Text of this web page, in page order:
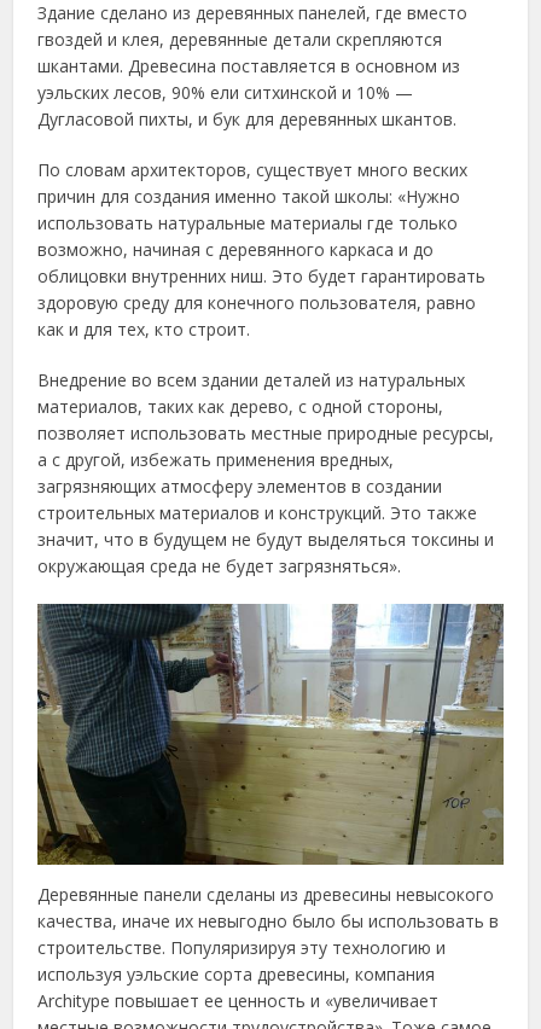
Здание сделано из деревянных панелей, где вместо
гвоздей и клея, деревянные детали скрепляются
шкантами. Древесина поставляется в основном из
уэльских лесов, 90% ели ситхинской и 10% —
Дугласовой пихты, и бук для деревянных шкантов.
По словам архитекторов, существует много веских
причин для создания именно такой школы: «Нужно
использовать натуральные материалы где только
возможно, начиная с деревянного каркаса и до
облицовки внутренних ниш. Это будет гарантировать
здоровую среду для конечного пользователя, равно
как и для тех, кто строит.
Внедрение во всем здании деталей из натуральных
материалов, таких как дерево, с одной стороны,
позволяет использовать местные природные ресурсы,
а с другой, избежать применения вредных,
загрязняющих атмосферу элементов в создании
строительных материалов и конструкций. Это также
значит, что в будущем не будут выделяться токсины и
окружающая среда не будет загрязняться».
Деревянные панели сделаны из древесины невысокого
качества, иначе их невыгодно было бы использовать в
строительстве. Популяризируя эту технологию и
используя уэльские сорта древесины, компания
Architype повышает ее ценность и «увеличивает